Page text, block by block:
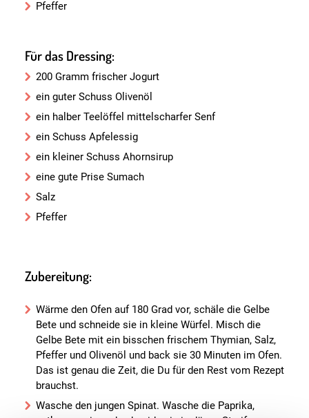
Pfeffer
Für das Dressing:
200 Gramm frischer Jogurt
ein guter Schuss Olivenöl
ein halber Teelöffel mittelscharfer Senf
ein Schuss Apfelessig
ein kleiner Schuss Ahornsirup
eine gute Prise Sumach
Salz
Pfeffer
Zubereitung:
Wärme den Ofen auf 180 Grad vor, schäle die Gelbe
Bete und schneide sie in kleine Würfel. Misch die
Gelbe Bete mit ein bisschen frischem Thymian, Salz,
Pfeffer und Olivenöl und back sie 30 Minuten im Ofen.
Das ist genau die Zeit, die Du für den Rest vom Rezept
brauchst.
Wasche den jungen Spinat. Wasche die Paprika,